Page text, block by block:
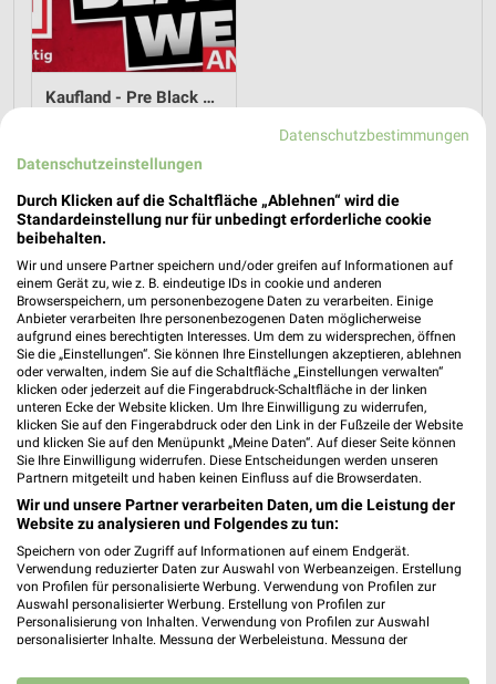
Kaufland - Pre Black Week Angebote
erwarten dich neben Infos zu Kaufland
auch clevere Spartipps für den Familienalltag, Ideen zur
Haushaltsplanung und einfache Wege, dein Budget
nachhaltig zu entlasten.
weekli - Prospekte & Angebote App
Alle Kaufland Angebote immer griffbereit – mit der kostenlosen
weekli App für iOS & Android.
✔Standortgenaue Angebote
✔Folge deinem Lieblingshändler
✔Push-Benachrichtigungen bei neuen Prospekten
✔Einkaufsliste - Einkauf stressfrei planen
JETZT LADEN UND SPAREN!
Datenschutzbestimmungen
Datenschutzeinstellungen
Durch Klicken auf die Schaltfläche „Ablehnen“ wird die
Standardeinstellung nur für unbedingt erforderliche cookie
beibehalten.
Wir und unsere Partner speichern und/oder greifen auf Informationen auf
einem Gerät zu, wie z. B. eindeutige IDs in cookie und anderen
Browserspeichern, um personenbezogene Daten zu verarbeiten. Einige
Anbieter verarbeiten Ihre personenbezogenen Daten möglicherweise
aufgrund eines berechtigten Interesses. Um dem zu widersprechen, öffnen
Sie die „Einstellungen“. Sie können Ihre Einstellungen akzeptieren, ablehnen
oder verwalten, indem Sie auf die Schaltfläche „Einstellungen verwalten“
klicken oder jederzeit auf die Fingerabdruck-Schaltfläche in der linken
unteren Ecke der Website klicken. Um Ihre Einwilligung zu widerrufen,
klicken Sie auf den Fingerabdruck oder den Link in der Fußzeile der Website
und klicken Sie auf den Menüpunkt „Meine Daten“. Auf dieser Seite können
Sie Ihre Einwilligung widerrufen. Diese Entscheidungen werden unseren
Partnern mitgeteilt und haben keinen Einfluss auf die Browserdaten.
Wir und unsere Partner verarbeiten Daten, um die Leistung der
Website zu analysieren und Folgendes zu tun:
Speichern von oder Zugriff auf Informationen auf einem Endgerät.
Verwendung reduzierter Daten zur Auswahl von Werbeanzeigen. Erstellung
von Profilen für personalisierte Werbung. Verwendung von Profilen zur
Auswahl personalisierter Werbung. Erstellung von Profilen zur
Personalisierung von Inhalten. Verwendung von Profilen zur Auswahl
personalisierter Inhalte. Messung der Werbeleistung. Messung der
Kombinationen von Daten aus verschiedenen Quellen. Entwicklung und